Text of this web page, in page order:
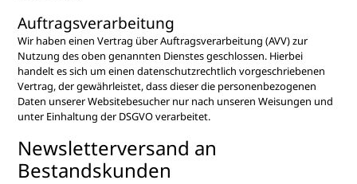
Auftragsverarbeitung
Wir haben einen Vertrag über Auftragsverarbeitung (AVV) zur
Nutzung des oben genannten Dienstes geschlossen. Hierbei
handelt es sich um einen datenschutzrechtlich vorgeschriebenen
Vertrag, der gewährleistet, dass dieser die personenbezogenen
Daten unserer Websitebesucher nur nach unseren Weisungen und
unter Einhaltung der DSGVO verarbeitet.
Newsletterversand an
Bestandskunden